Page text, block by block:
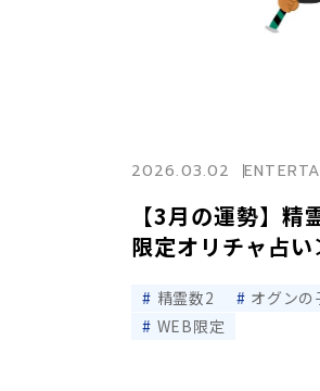
【3月の運勢】
限定オリチャ占い
2026.03.02
精霊数2 オグンの
WEB限定